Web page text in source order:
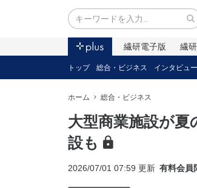
繊研電子版 繊
トップ 総合・ビジネス インタビュー
ホーム 総合・ビジネス
大型商業施設が
設も
2026/07/01 07:59 更新 有料会員